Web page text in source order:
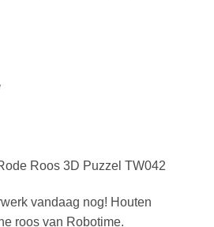
Roos 3D Puzzel TW042
vandaag nog! Houten
roos van Robotime.